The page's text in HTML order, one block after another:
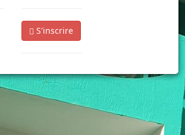
S'inscrire